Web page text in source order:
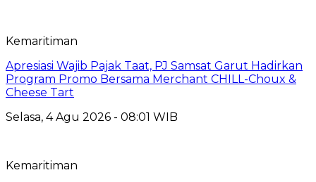
Kemaritiman
Apresiasi Wajib Pajak Taat, PJ Samsat Garut Hadirkan
Program Promo Bersama Merchant CHILL-Choux &
Cheese Tart
Selasa, 4 Agu 2026 - 08:01 WIB
Kemaritiman